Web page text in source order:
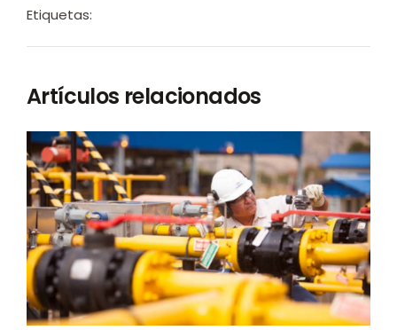
Etiquetas:
Artículos relacionados